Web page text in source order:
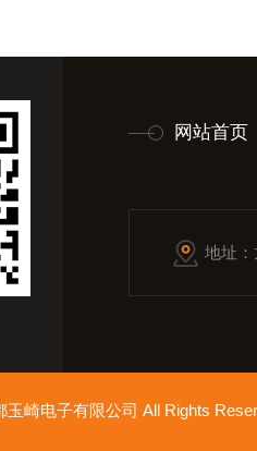
网站首页
地址
玉崎电子有限公司 All Rights